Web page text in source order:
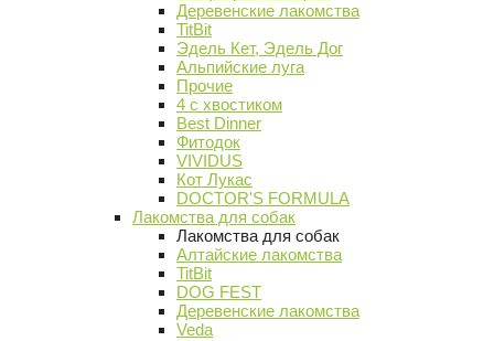
Деревенские лакомства
TitBit
Эдель Кет, Эдель Дог
Альпийские луга
Прочие
4 с хвостиком
Best Dinner
Фитодок
VIVIDUS
Кот Лукас
DOCTOR'S FORMULA
Лакомства для собак
Лакомства для собак
Алтайские лакомства
TitBit
DOG FEST
Деревенские лакомства
Veda